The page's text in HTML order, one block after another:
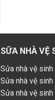
SỮA NHÀ VỆ
Sửa nhà vệ
Sửa nhà vệ
Sửa nhà vệ